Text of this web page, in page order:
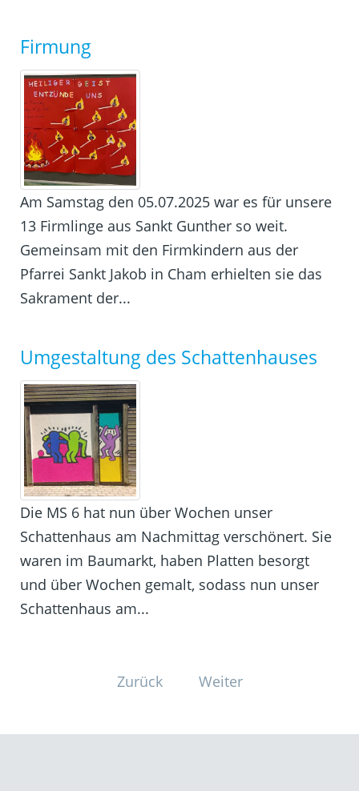
Firmung
Am Samstag den 05.07.2025 war es für unsere
13 Firmlinge aus Sankt Gunther so weit.
Gemeinsam mit den Firmkindern aus der
Pfarrei Sankt Jakob in Cham erhielten sie das
Sakrament der...
Umgestaltung des Schattenhauses
Die MS 6 hat nun über Wochen unser
Schattenhaus am Nachmittag verschönert. Sie
waren im Baumarkt, haben Platten besorgt
und über Wochen gemalt, sodass nun unser
Schattenhaus am...
Zurück Weiter